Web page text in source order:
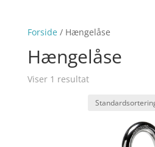
Forside/ Hængelåse
Hængelåse
Viser 1 resultat